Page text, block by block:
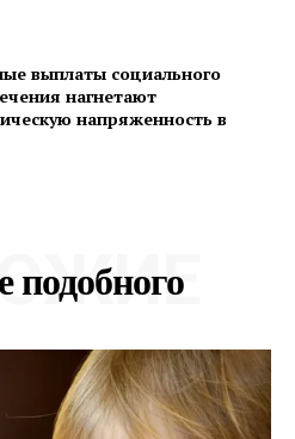
выплаты социального
нагнетают
напряженность в